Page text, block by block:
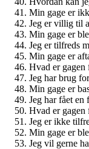
Min gage er
Jeg er villig til
Min gage er
Jeg er tilfreds
Min gage er
Hvad er gagen
Jeg har brug
Min gage er
Jeg har fået en
Hvad er gagen
Jeg er ikke
Min gage er
Jeg vil gerne